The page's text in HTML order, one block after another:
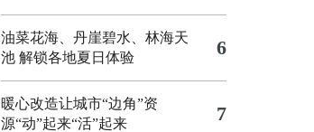
油菜花海、丹崖碧水、林海天
池 解锁各地夏日体验
6
暖心改造让城市“边角”资
源“动”起来“活”起来
7